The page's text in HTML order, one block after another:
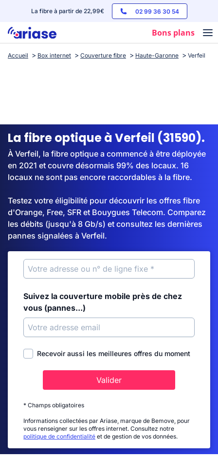
La fibre à partir de 22,99€ 02 99 36 30 54
Bons plans
Box internet
Streaming
Accueil Box internet Couverture fibre Haute-Garonne Verfeil
La fibre optique à Verfeil (31590).
À Verfeil, la fibre optique a commencé à être déployée
en 2021 et couvre désormais 99% des locaux. 16
locaux ne sont pas encore raccordables à la fibre.
Testez votre éligibilité pour découvrir les offres fibre
d'Orange, Free, SFR et Bouygues Telecom. Comparez
les débits (jusqu'à 8 Gb/s) et consultez les dernières
pannes signalées à Verfeil.
Suivez la couverture mobile près de chez
vous (pannes...)
Recevoir aussi les meilleures offres du moment
Valider
* Champs obligatoires
Informations collectées par Ariase, marque de Bemove, pour
vous renseigner sur les offres internet. Consultez notre
politique de confidentialité et de gestion de vos données.